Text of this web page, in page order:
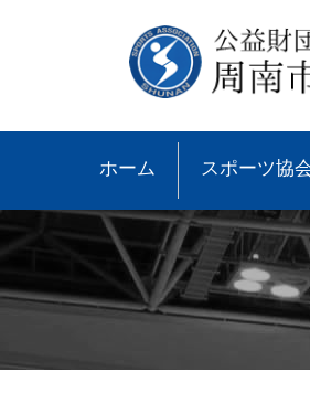
ホーム スポーツ協